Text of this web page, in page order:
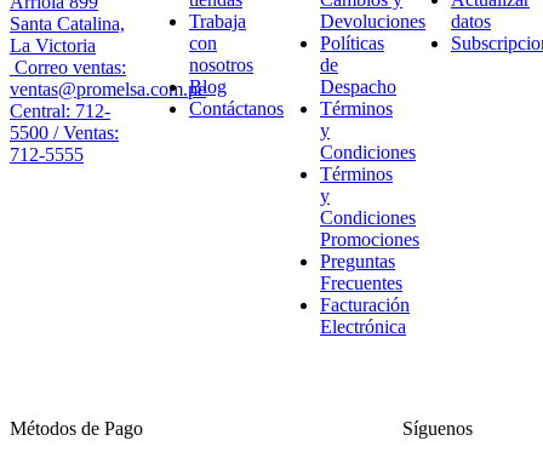
Santa Catalina,
La Victoria
Correo ventas:
ventas@promelsa.com.pe
Central: 712-
5500 / Ventas:
712-5555
Trabaja
con
nosotros
Blog
Contáctanos
Devoluciones
Políticas
de
Despacho
Términos
y
Condiciones
Términos
y
Condiciones
Promociones
Preguntas
Frecuentes
Facturación
Electrónica
datos
Métodos de Pago Síguenos